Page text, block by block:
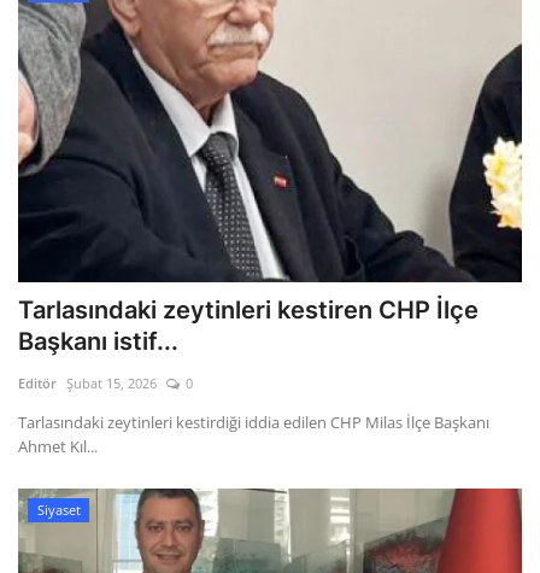
Tarlasındaki zeytinleri kestiren CHP İlçe
Başkanı istif...
Editör Şubat 15, 2026 0
Tarlasındaki zeytinleri kestirdiği iddia edilen CHP Milas İlçe Başkanı
Ahmet Kıl...
Siyaset